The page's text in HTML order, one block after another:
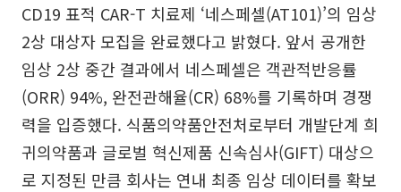
CD19 표적 CAR-T 치료제 ‘네스페셀(AT101)’의 임상
2상 대상자 모집을 완료했다고 밝혔다. 앞서 공개한
임상 2상 중간 결과에서 네스페셀은 객관적반응률
(ORR) 94%, 완전관해율(CR) 68%를 기록하며 경쟁
력을 입증했다. 식품의약품안전처로부터 개발단계 희
귀의약품과 글로벌 혁신제품 신속심사(GIFT) 대상으
로 지정된 만큼 회사는 연내 최종 임상 데이터를 확보